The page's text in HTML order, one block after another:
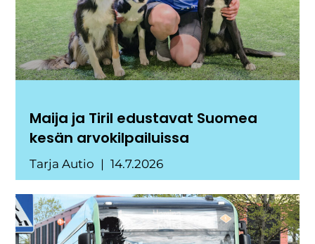
Maija ja Tiril edustavat Suomea
kesän arvokilpailuissa
Tarja Autio 14.7.2026